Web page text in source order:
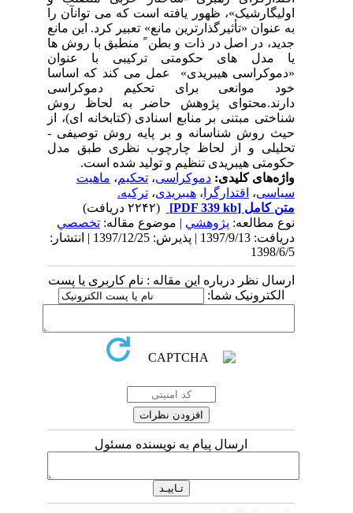
اولیگارشیک»، ظهور یافته است که می توانآن را
به عنوان «تأثیرگذارترین مانع» تعبیر کرد. این مانع
جدید، در اصل در ذات و بطن ً منطبق با روش ها
یا مدل های حکومتی ترکیبی با عنوان
«دموکراسی هیبریدی» عمل می کند که اساسا
خود موانعی برای تحکیم دموکراسی
دارند.محتوای پژوهش حاضر به لحاظ روش
شناختی مبتنی بر منابع اسنادی (کتابخانه ای)، از
حیث روش شناسانه و بر پایه روش توصیفی -
تحلیلی و از لحاظ چارچوب نظری طبق مدل
حکومتی هیبریدی تنظیم و تولید شده است.
واژه‌های کلیدی:دموکراسی،تحکیم،ماهیت
سیاسی،اقتدارگرا، هیبریدی،ترکیه.
متن کامل[PDF 339 kb]
نوع مطالعه:پژوهشي| موضوع مقاله:تخصصي
دریافت: 1397/9/13 | پذیرش: 1397/12/25 | انتشار:
1398/6/5
ارسال نظر درباره این مقاله : نام کاربری یا پست
الکترونیک شما:
ارسال پیام به نویسنده مسئول